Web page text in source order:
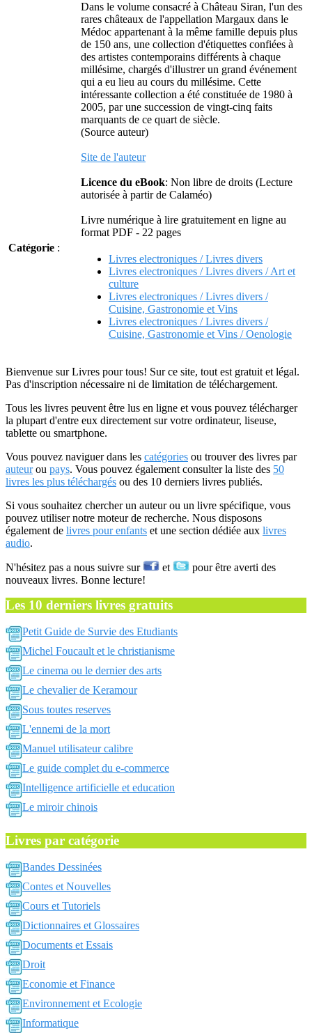
Dans le volume consacré à Château Siran, l'un des
rares châteaux de l'appellation Margaux dans le
Médoc appartenant à la même famille depuis plus
de 150 ans, une collection d'étiquettes confiées à
des artistes contemporains différents à chaque
millésime, chargés d'illustrer un grand événement
qui a eu lieu au cours du millésime. Cette
intéressante collection a été constituée de 1980 à
2005, par une succession de vingt-cinq faits
marquants de ce quart de siècle.
(Source auteur)
Site de l'auteur
Licence du eBook: Non libre de droits (Lecture
autorisée à partir de Calaméo)
Livre numérique à lire gratuitement en ligne au
format PDF - 22 pages
Catégorie :
Livres electroniques / Livres divers
Livres electroniques / Livres divers / Art et
culture
Livres electroniques / Livres divers /
Cuisine, Gastronomie et Vins
Livres electroniques / Livres divers /
Cuisine, Gastronomie et Vins / Oenologie
Bienvenue sur Livres pour tous! Sur ce site, tout est gratuit et légal.
Pas d'inscription nécessaire ni de limitation de téléchargement.
Tous les livres peuvent être lus en ligne et vous pouvez télécharger
la plupart d'entre eux directement sur votre ordinateur, liseuse,
tablette ou smartphone.
Vous pouvez naviguer dans les catégories ou trouver des livres par
auteurou pays. Vous pouvez également consulter la liste des 50
livres les plus téléchargés ou des 10 derniers livres publiés.
Si vous souhaitez chercher un auteur ou un livre spécifique, vous
pouvez utiliser notre moteur de recherche. Nous disposons
également de livres pour enfants et une section dédiée aux livres
audio.
N'hésitez pas a nous suivre sur et
pour être averti des
nouveaux livres. Bonne lecture!
Les 10 derniers livres gratuits
Petit Guide de Survie des Etudiants
Michel Foucault et le christianisme
Le cinema ou le dernier des arts
Le chevalier de Keramour
Sous toutes reserves
L'ennemi de la mort
Manuel utilisateur calibre
Le guide complet du e-commerce
Intelligence artificielle et education
Le miroir chinois
Livres par catégorie
Bandes Dessinées
Contes et Nouvelles
Cours et Tutoriels
Dictionnaires et Glossaires
Documents et Essais
Droit
Economie et Finance
Environnement et Ecologie
Informatique